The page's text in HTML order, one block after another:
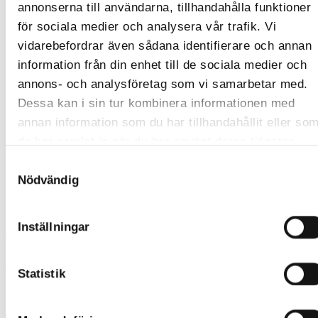
annonserna till användarna, tillhandahålla funktioner
för sociala medier och analysera vår trafik. Vi
vidarebefordrar även sådana identifierare och annan
information från din enhet till de sociala medier och
annons- och analysföretag som vi samarbetar med.
Dessa kan i sin tur kombinera informationen med
annan information som du har tillhandahållit eller
Nödvändig
Inställningar
Statistik
Alternativt nummer
Tele2464 - Använt av tidigare ägare
TeM41822 - Institutionsintern katalog/lista
Klassifikation
Telefonväxlar
Tillsammans arbetar vi mot ett gemensamt övergripande
och teknik. Som samarbetspartner till Tekniska museet
förenar du affärsnytta med samhällsengagemang.